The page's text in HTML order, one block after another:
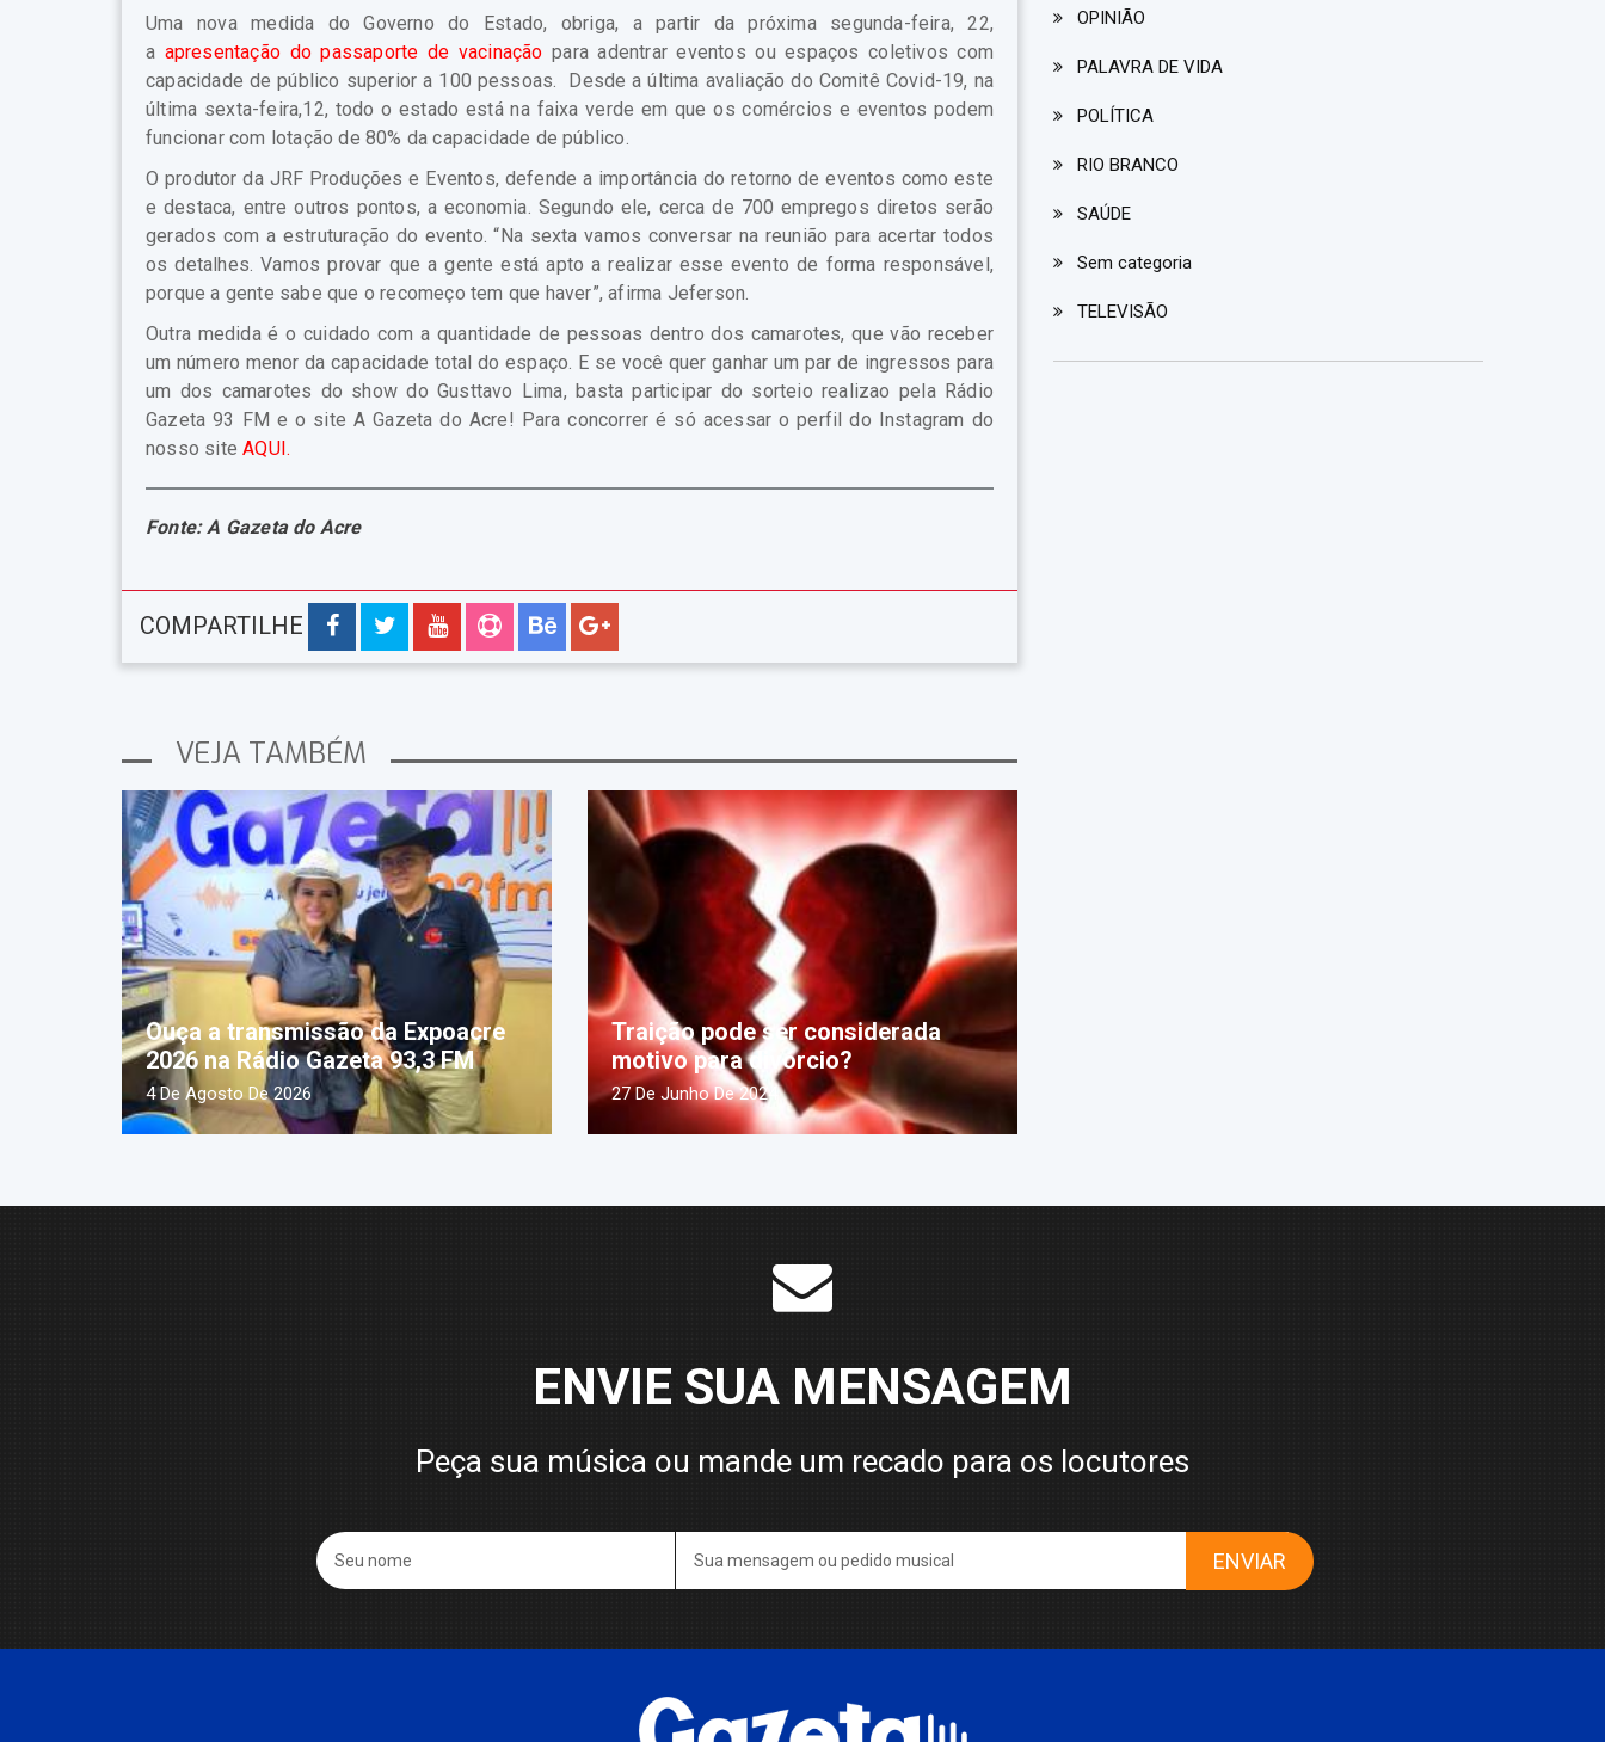
Uma nova medida do Governo do Estado, obriga, a partir da próxima segunda-feira, 22,
a apresentação do passaporte de vacinação para adentrar eventos ou espaços coletivos com
capacidade de público superior a 100 pessoas. Desde a última avaliação do Comitê Covid-19, na
última sexta-feira,12, todo o estado está na faixa verde em que os comércios e eventos podem
funcionar com lotação de 80% da capacidade de público.
O produtor da JRF Produções e Eventos, defende a importância do retorno de eventos como este
e destaca, entre outros pontos, a economia. Segundo ele, cerca de 700 empregos diretos serão
gerados com a estruturação do evento. “Na sexta vamos conversar na reunião para acertar todos
os detalhes. Vamos provar que a gente está apto a realizar esse evento de forma responsável,
porque a gente sabe que o recomeço tem que haver”, afirma Jeferson.
Outra medida é o cuidado com a quantidade de pessoas dentro dos camarotes, que vão receber
um número menor da capacidade total do espaço. E se você quer ganhar um par de ingressos para
um dos camarotes do show do Gusttavo Lima, basta participar do sorteio realizao pela Rádio
Gazeta 93 FM e o site A Gazeta do Acre! Para concorrer é só acessar o perfil do Instagram do
nosso siteAQUI.
Fonte: A Gazeta do Acre
COMPARTILHE
VEJA TAMBÉM
Ouça a transmissão da Expoacre
2026 na Rádio Gazeta 93,3 FM
4 De Agosto De 2026
Traição pode ser considerada
motivo para divórcio?
27 De Junho De 2024
OPINIÃO
PALAVRA DE VIDA
POLÍTICA
RIO BRANCO
SAÚDE
Sem categoria
TELEVISÃO
ENVIE SUA MENSAGEM
Peça sua música ou mande um recado para os locutores
ENVIAR